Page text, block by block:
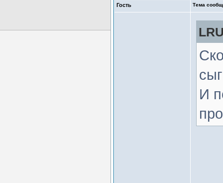
Гость Тема
И